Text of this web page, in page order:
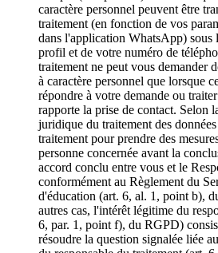
caractère personnel peuvent être
traitement (en fonction de vos
dans l'application WhatsApp) sous
profil et de votre numéro de
traitement ne peut vous demander
à caractère personnel que lorsque
répondre à votre demande ou
rapporte la prise de contact. Selon
juridique du traitement des données
traitement pour prendre des
personne concernée avant la
accord conclu entre vous et le
conformément au Règlement du
d'éducation (art. 6, al. 1, point b),
autres cas, l'intérêt légitime du
6, par. 1, point f), du RGPD)
résoudre la question signalée liée